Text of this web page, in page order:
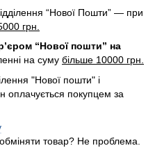
“Нової Пошти” — при
грн.
“Нової пошти” на
на суму більше 10000 грн.
"Нової пошти" і
оплачується покупцем за
товар? Не проблема.